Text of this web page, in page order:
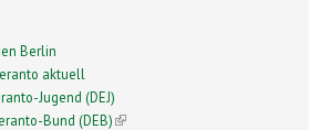
Berlin
aktuell
Jugend (DEJ)
Bund (DEB)(link is external)